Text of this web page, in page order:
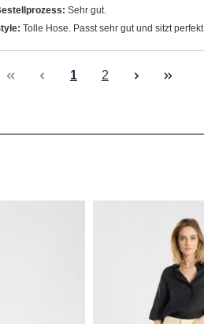
mit 4 von 5 Sternen
Sehr gut.
Tolle Hose. Passt sehr gut und sitzt perfekt.
Seite
1 Seite
2